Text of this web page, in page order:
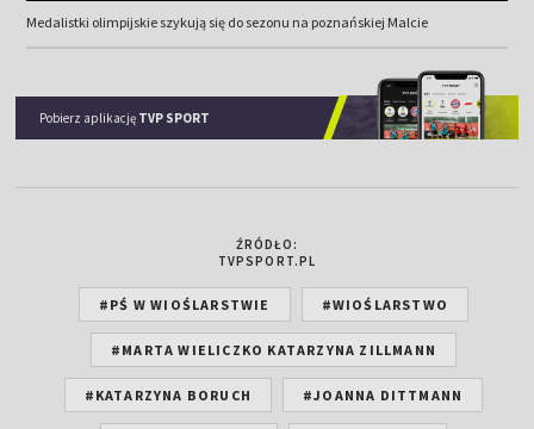
Medalistki olimpijskie szykują się do sezonu na poznańskiej Malcie
Pobierz aplikację TVP SPORT
ŹRÓDŁO:
TVPSPORT.PL
#PŚ W WIOŚLARSTWIE #WIOŚLARSTWO
#MARTA WIELICZKO KATARZYNA ZILLMANN
#KATARZYNA BORUCH #JOANNA DITTMANN